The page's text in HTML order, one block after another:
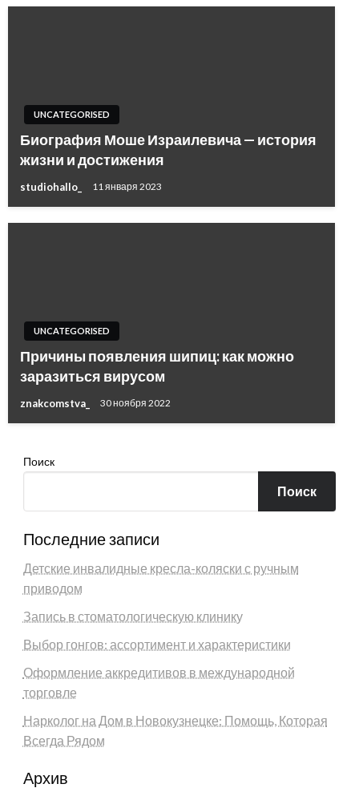
UNCATEGORISED
Биография Моше Израилевича — история
жизни и достижения
studiohallo_ 11 января 2023
UNCATEGORISED
Причины появления шипиц: как можно
заразиться вирусом
znakcomstva_ 30 ноября 2022
Поиск
Поиск
Последние записи
Детские инвалидные кресла-коляски с ручным
приводом
Запись в стоматологическую клинику
Выбор гонгов: ассортимент и характеристики
Оформление аккредитивов в международной
торговле
Нарколог на Дом в Новокузнецке: Помощь, Которая
Всегда Рядом
Архив